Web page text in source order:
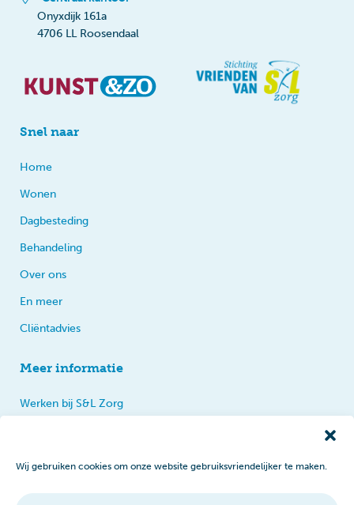
Wij gebruiken cookies om onze website gebruiksvriendelijker te maken.
Onyxdijk 161a
4706 LL Roosendaal
Snel naar
Home
Wonen
Dagbesteding
Behandeling
Over ons
En meer
Cliëntadvies
Meer informatie
Werken bij S&L Zorg